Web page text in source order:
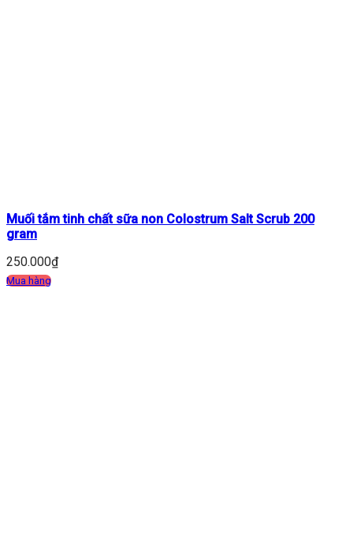
Muối tắm tinh chất sữa non Colostrum Salt Scrub 200
gram
250.000₫
Mua hàng